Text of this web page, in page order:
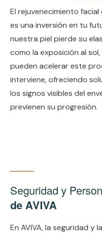
El rejuvenecimiento
es una inversión en tu
nuestra piel pierde su
como la exposición al
pueden acelerar este
interviene, ofreciendo
los signos visibles del
previenen su progresión.
Seguridad y
de AVIVA
En AVIVA, la seguridad y